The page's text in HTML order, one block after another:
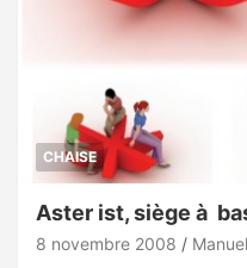
CHAISE
Aster ist, siège à
8 novembre 2008 Manuel